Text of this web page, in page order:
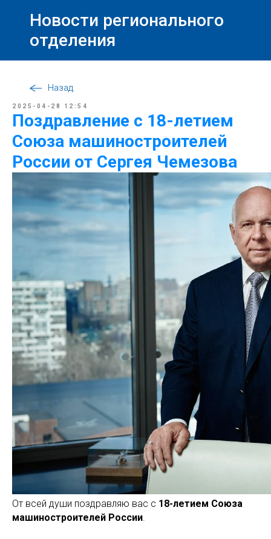
Новости регионального
отделения
Назад
2025-04-28 12:54
Поздравление с 18-летием
Союза машиностроителей
России от Сергея Чемезова
От всей души поздравляю вас с 18-летием Союза
машиностроителей России.